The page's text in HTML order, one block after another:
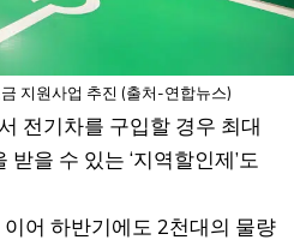
지원사업 추진 (출처-연합뉴스)
전기차를 구입할 경우 최대
을 수 있는 ‘지역할인제’도
어 하반기에도 2천대의 물량